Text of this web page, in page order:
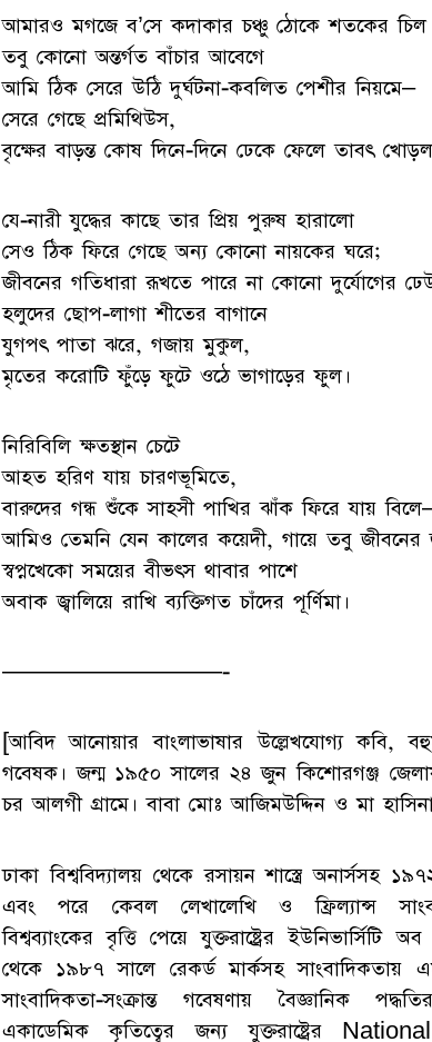
আমারও মগজে ব’সে কদাকার চঞ্চু ঠোকে শতকের চিল
তবু কোনো অন্তর্গত বাঁচার আবেগে
আমি ঠিক সেরে উঠি দুর্ঘটনা-কবলিত পেশীর নিয়মে–
সেরে গেছে প্রমিথিউস,
বৃক্ষের বাড়ন্ত কোষ দিনে-দিনে ঢেকে ফেলে তাবৎ
যে-নারী যুদ্ধের কাছে তার প্রিয় পুরুষ হারালো
সেও ঠিক ফিরে গেছে অন্য কোনো নায়কের ঘরে;
জীবনের গতিধারা রূখতে পারে না কোনো দুর্যোগের
হলুদের ছোপ-লাগা শীতের বাগানে
যুগপৎ পাতা ঝরে, গজায় মুকুল,
মৃতের করোটি ফুঁড়ে ফুটে ওঠে ভাগাড়ের ফুল।
নিরিবিলি ক্ষতস্থান চেটে
আহত হরিণ যায় চারণভূমিতে,
বারুদের গন্ধ শুঁকে সাহসী পাখির ঝাঁক ফিরে যায়
আমিও তেমনি যেন কালের কয়েদী, গায়ে তবু জীবনের
স্বপ্নখেকো সময়ের বীভৎস থাবার পাশে
অবাক জ্বালিয়ে রাখি ব্যক্তিগত চাঁদের পূর্ণিমা।
—————————-
[আবিদ আনোয়ার বাংলাভাষার উল্লেখযোগ্য কবি,
গবেষক। জন্ম ১৯৫০ সালের ২৪ জুন কিশোরগঞ্জ
চর আলগী গ্রামে। বাবা মোঃ আজিমউদ্দিন ও মা
ঢাকা বিশ্ববিদ্যালয় থেকে রসায়ন শাস্ত্রে অনার্সসহ
এবং পরে কেবল লেখালেখি ও ফ্রিল্যান্স
বিশ্বব্যাংকের বৃত্তি পেয়ে যুক্তরাষ্ট্রের ইউনিভার্সিটি
থেকে ১৯৮৭ সালে রেকর্ড মার্কসহ সাংবাদিকতায়
সাংবাদিকতা-সংক্রান্ত গবেষণায় বৈজ্ঞানিক
একাডেমিক কৃতিত্বের জন্য যুক্তরাষ্ট্রের